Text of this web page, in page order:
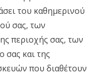
του καθημερινού
σας, των
περιοχής σας, των
σας και της
που διαθέτουν